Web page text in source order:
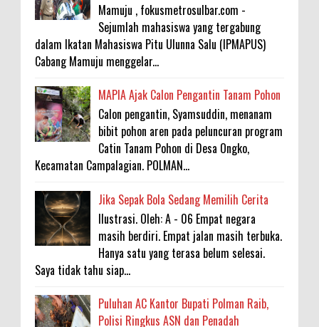
Mamuju , fokusmetrosulbar.com -
Sejumlah mahasiswa yang tergabung
dalam Ikatan Mahasiswa Pitu Ulunna Salu (IPMAPUS)
Cabang Mamuju menggelar...
MAPIA Ajak Calon Pengantin Tanam Pohon
Calon pengantin, Syamsuddin, menanam
bibit pohon aren pada peluncuran program
Catin Tanam Pohon di Desa Ongko,
Kecamatan Campalagian. POLMAN...
Jika Sepak Bola Sedang Memilih Cerita
Ilustrasi. Oleh: A - 06 Empat negara
masih berdiri. Empat jalan masih terbuka.
Hanya satu yang terasa belum selesai.
Saya tidak tahu siap...
Puluhan AC Kantor Bupati Polman Raib,
Polisi Ringkus ASN dan Penadah